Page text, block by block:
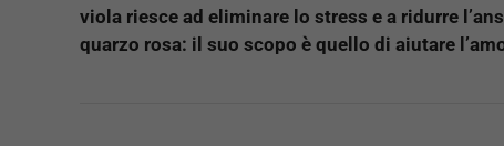
viola riesce ad eliminare lo stress e a ridurre
quarzo rosa: il suo scopo è quello di aiutare